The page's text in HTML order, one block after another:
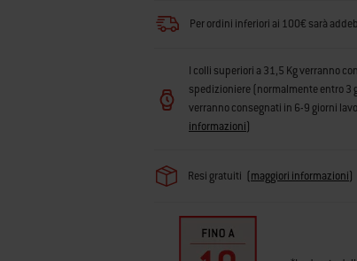
Per ordini inferiori ai 100€ sarà
I colli superiori a 31,5 Kg verranno
spedizioniere (normalmente entro 3
verranno consegnati in 6-9 giorni
informazioni)
Resi gratuiti (maggiori informazioni)